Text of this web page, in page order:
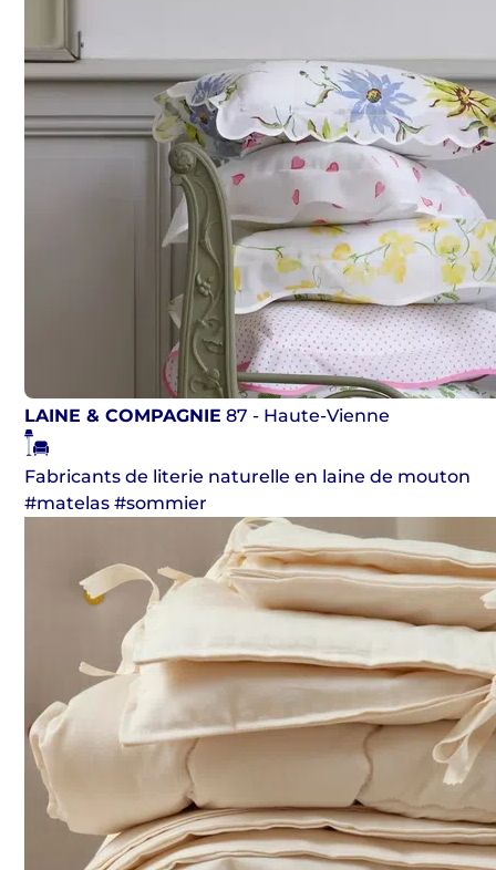
LAINE & COMPAGNIE 87 - Haute-Vienne
Fabricants de literie naturelle en laine de mouton
#matelas #sommier